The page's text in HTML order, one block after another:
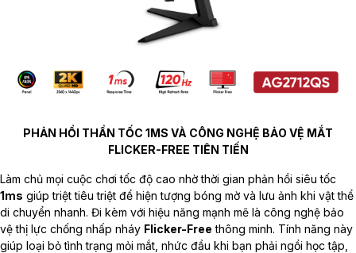
PHẢN HỒI THẦN TỐC 1MS VÀ CÔNG NGHỆ BẢO VỆ MẮT
FLICKER-FREE TIÊN TIẾN
Làm chủ mọi cuộc chơi tốc độ cao nhờ thời gian phản hồi siêu tốc
1ms giúp triệt tiêu triệt để hiện tượng bóng mờ và lưu ảnh khi vật thể
di chuyển nhanh. Đi kèm với hiệu năng mạnh mẽ là công nghệ bảo
vệ thị lực chống nhấp nháy Flicker-Free thông minh. Tính năng này
giúp loại bỏ tình trạng mỏi mắt, nhức đầu khi bạn phải ngồi học tập,